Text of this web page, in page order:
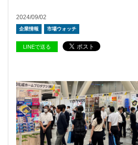
2024/09/02
企業情報 市場ウォッチ
LINEで送る